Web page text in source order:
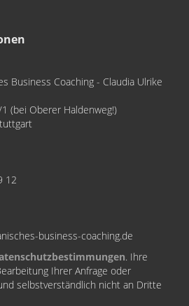
Business Coaching - Claudia Ulrike
(bei Oberer Haldenweg!)
12
business-coaching.de
. Ihre
Ihrer Anfrage oder
selbstverständlich nicht an Dritte